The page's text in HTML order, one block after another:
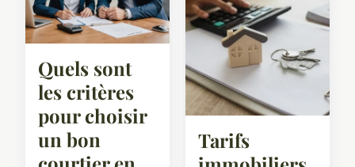
Quels sont
les critères
pour choisir
un bon
Tarifs